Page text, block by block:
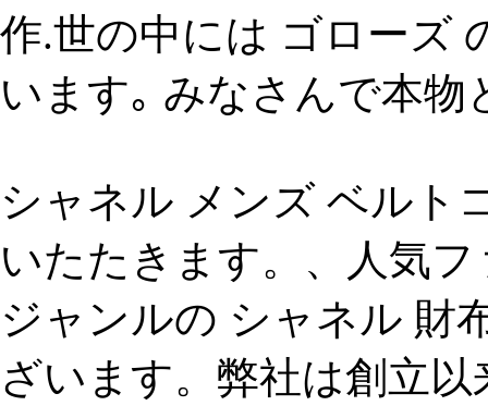
作.世の中には ゴローズ
います｡ みなさんで本物
シャネル メンズ ベルト
いたたきます。、人気
ジャンルの シャネル 財
ざいます。弊社は創立